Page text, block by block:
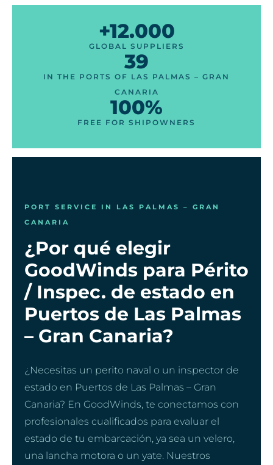
+12.000
GLOBAL SUPPLIERS
39
IN THE PORTS OF LAS PALMAS – GRAN
CANARIA
100%
FREE FOR SHIPOWNERS
PORT SERVICE IN LAS PALMAS – GRAN
CANARIA
¿Por qué elegir
GoodWinds para Périto
/ Inspec. de estado en
Puertos de Las Palmas
– Gran Canaria?
¿Necesitas un perito naval o un inspector de
estado en Puertos de Las Palmas – Gran
Canaria? En GoodWinds, te conectamos con
profesionales cualificados para evaluar el
estado de tu embarcación, ya sea un velero,
una lancha motora o un yate. Nuestros